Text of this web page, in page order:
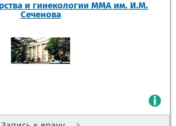
и гинекологии ММА им. И.М.
Сеченова